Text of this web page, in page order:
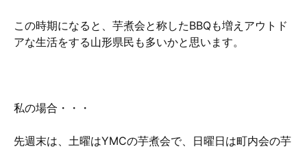
この時期になると、芋煮会と称したBBQも増えアウトド
アな生活をする山形県民も多いかと思います。
私の場合・・・
先週末は、土曜はYMCの芋煮会で、日曜日は町内会の芋